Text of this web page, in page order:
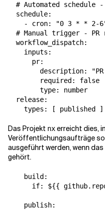
# Automated schedule
  schedule:
- cron: "0 3 * * 2-
# Manual trigger - PR
  workflow_dispatch:
    inputs:
      pr:
description:
        required: false
        type: number
  release:
    types: [ published ]
Das Projekt nxerreicht dies,
Veröffentlichungsaufträge
ausgeführt werden, wenn
gehört.
    build:
if: ${{
    publish: